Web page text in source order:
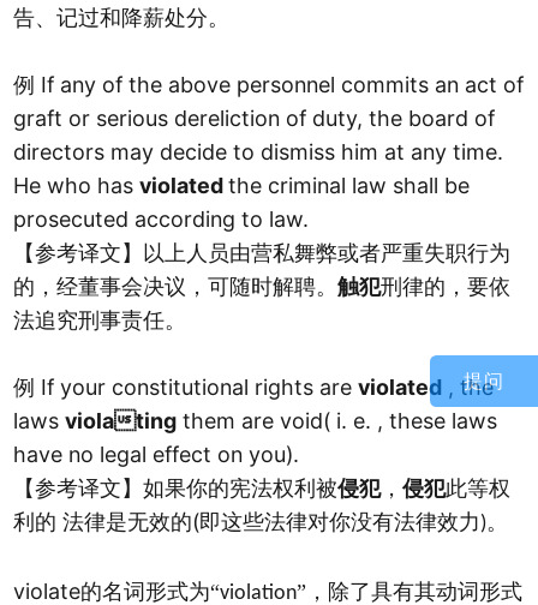
提问
告、记过和降薪处分。
例 If any of the above personnel commits an act of
graft or serious dereliction of duty, the board of
directors may decide to dismiss him at any time.
He who hasviolatedthe criminal law shall be
prosecuted according to law.
【参考译文】以上人员由营私舞弊或者严重失职行为
的，经董事会决议，可随时解聘。触犯刑律的，要依
法追究刑事责任。
例 If your constitutional rights areviolated , the
lawsviolating them are void( i. e. , these laws
have no legal effect on you).
【参考译文】如果你的宪法权利被侵犯，侵犯此等权
利的 法律是无效的(即这些法律对你没有法律效力)。
violate的名词形式为“violation”，除了具有其动词形式